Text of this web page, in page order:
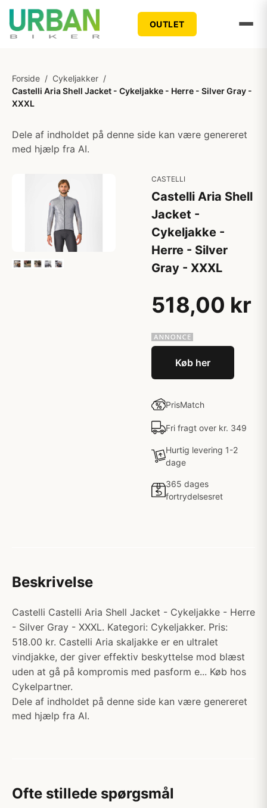
OUTLET
Forside / Cykeljakker /
Castelli Aria Shell Jacket - Cykeljakke - Herre - Silver Gray -
XXXL
Dele af indholdet på denne side kan være genereret
med hjælp fra AI.
CASTELLI
Castelli Aria Shell
Jacket -
Cykeljakke -
Herre - Silver
Gray - XXXL
518,00 kr
Køb her
PrisMatch
Fri fragt over kr. 349
Hurtig levering 1-2
dage
365 dages
fortrydelsesret
Beskrivelse
Castelli Castelli Aria Shell Jacket - Cykeljakke - Herre
- Silver Gray - XXXL. Kategori: Cykeljakker. Pris:
518.00 kr. Castelli Aria skaljakke er en ultralet
vindjakke, der giver effektiv beskyttelse mod blæst
uden at gå på kompromis med pasform e... Køb hos
Cykelpartner.
Dele af indholdet på denne side kan være genereret
med hjælp fra AI.
Ofte stillede spørgsmål